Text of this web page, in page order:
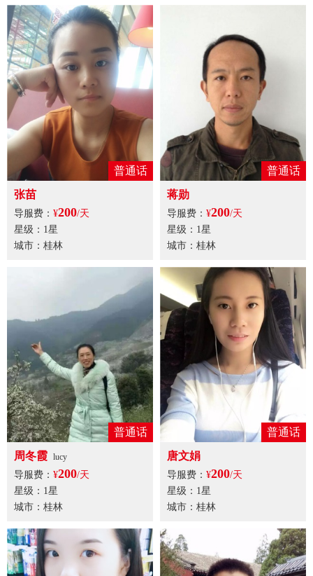
普通话
张苗
导服费： ¥200/天
星级：1星
城市：桂林
普通话
蒋勋
导服费： ¥200/天
星级：1星
城市：桂林
普通话
周冬霞 lucy
导服费： ¥200/天
星级：1星
城市：桂林
普通话
唐文娟
导服费： ¥200/天
星级：1星
城市：桂林